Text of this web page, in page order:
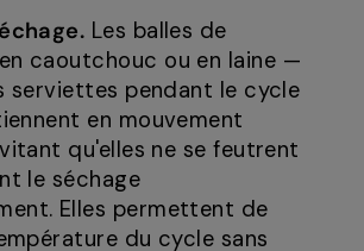
Les balles de
caoutchouc ou en laine —
serviettes pendant le cycle
en mouvement
qu'elles ne se feutrent
le séchage
Elles permettent de
du cycle sans